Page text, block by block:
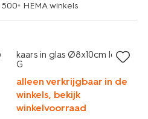
HEMA winkels
kaars in glas Ø8x10cm letter
G
alleen verkrijgbaar in de
winkels, bekijk
winkelvoorraad